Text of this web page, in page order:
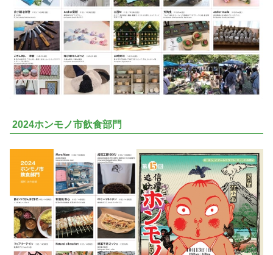
2024ホンモノ市飲食部門